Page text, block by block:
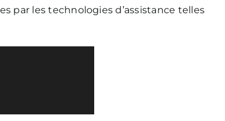
par les technologies d’assistance telles